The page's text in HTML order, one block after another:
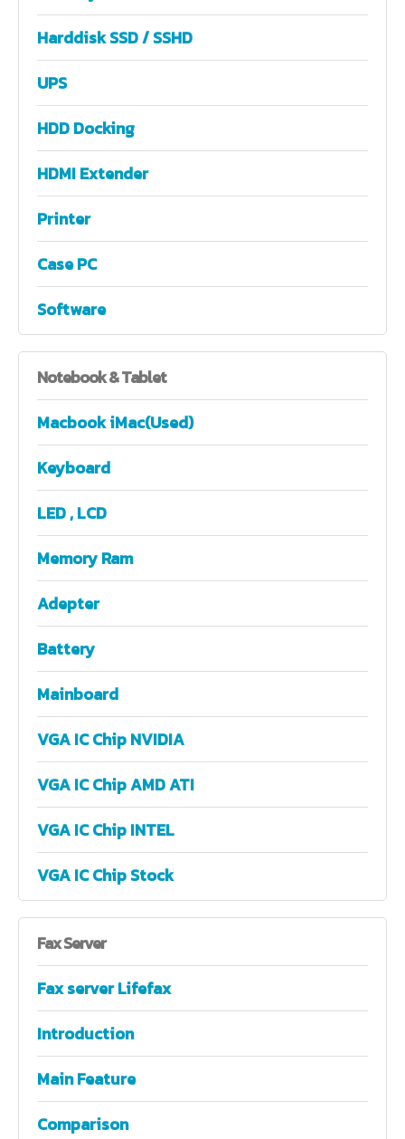
Harddisk SSD / SSHD
UPS
HDD Docking
HDMI Extender
Printer
Case PC
Software
Notebook& Tablet
Macbook iMac(Used)
Keyboard
LED , LCD
Memory Ram
Adepter
Battery
Mainboard
VGA IC Chip NVIDIA
VGA IC Chip AMD ATI
VGA IC Chip INTEL
VGA IC Chip Stock
FaxServer
Fax server Lifefax
Introduction
Main Feature
Comparison